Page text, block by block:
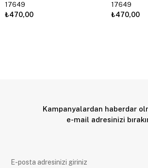
17649
₺470,00
17649
₺470,00
Kampanyalardan haberdar
e-mail adresinizi